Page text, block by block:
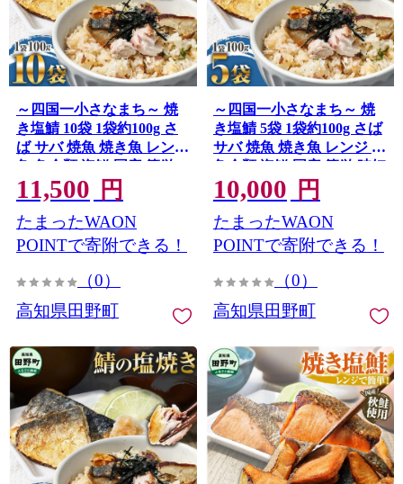
～四国一小さなまち～ 焼
き塩鯖 10袋 1袋約100g さ
ば サバ 焼魚 焼き魚 レンジ
魚 魚介類 海鮮 国産 簡単
時短 おかず おつまみ 和食
惣菜 食品 お取り寄せ ごは
んのお供 お酒のあて
11,500 円
たまったWAON
POINTで寄附できる！
（0）
高知県田野町
～四国一小さなまち～ 焼
き塩鯖 5袋 1袋約100g さば
サバ 焼魚 焼き魚 レンジ 魚
魚介類 海鮮 国産 簡単 時短
おかず おつまみ 和食 惣菜
食品 お取り寄せ ごはんの
お供 お酒のあて
10,000 円
たまったWAON
POINTで寄附できる！
（0）
高知県田野町